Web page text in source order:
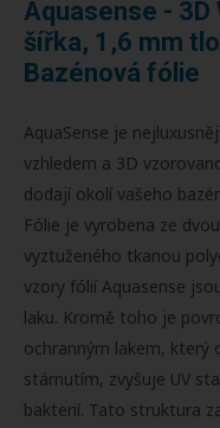
Aquasense - 3D
šířka, 1,6 mm
Bazénová fólie
AquaSense je
vzhledem a 3D
dodají okolí vašeho
Fólie je vyrobena ze
vyztuženého tkanou
vzory fólií Aquasense
laku. Kromě toho je
ochranným lakem, který
stárnutím, zvyšuje UV
bakterií. Tato struktura